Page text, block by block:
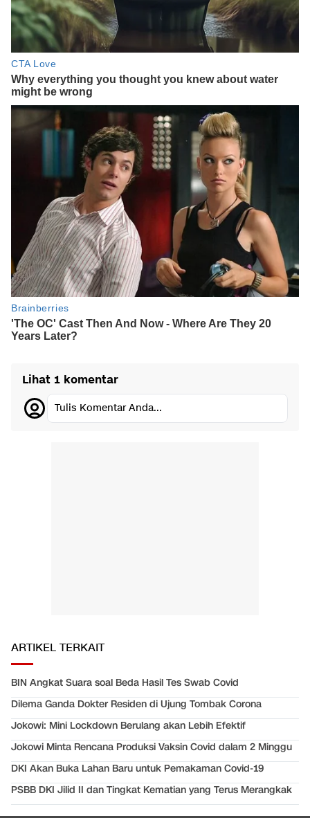
Lihat 1 komentar
Tulis Komentar Anda...
ARTIKEL TERKAIT
BIN Angkat Suara soal Beda Hasil Tes Swab Covid
Dilema Ganda Dokter Residen di Ujung Tombak Corona
Jokowi: Mini Lockdown Berulang akan Lebih Efektif
Jokowi Minta Rencana Produksi Vaksin Covid dalam 2 Minggu
DKI Akan Buka Lahan Baru untuk Pemakaman Covid-19
PSBB DKI Jilid II dan Tingkat Kematian yang Terus Merangkak